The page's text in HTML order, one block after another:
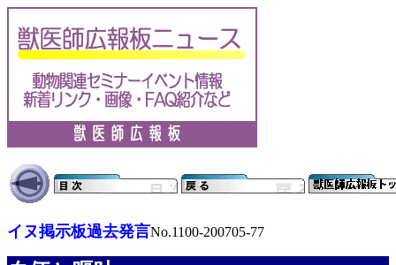
イヌ掲示板過去発言No.1100-200705-77